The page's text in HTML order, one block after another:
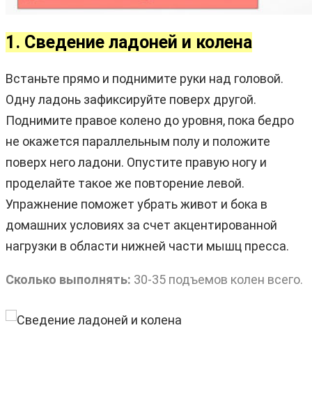
1. Сведение ладоней и колена
Встаньте прямо и поднимите руки над головой.
Одну ладонь зафиксируйте поверх другой.
Поднимите правое колено до уровня, пока бедро
не окажется параллельным полу и положите
поверх него ладони. Опустите правую ногу и
проделайте такое же повторение левой.
Упражнение поможет убрать живот и бока в
домашних условиях за счет акцентированной
нагрузки в области нижней части мышц пресса.
Сколько выполнять: 30-35 подъемов колен всего.